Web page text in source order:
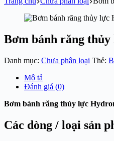
Bơm bánh răng
Danh mục: Chưa phân loại Thẻ:
Mô tả
Đánh giá (0)
Bơm bánh răng thủy lực
Các dòng / loại sản